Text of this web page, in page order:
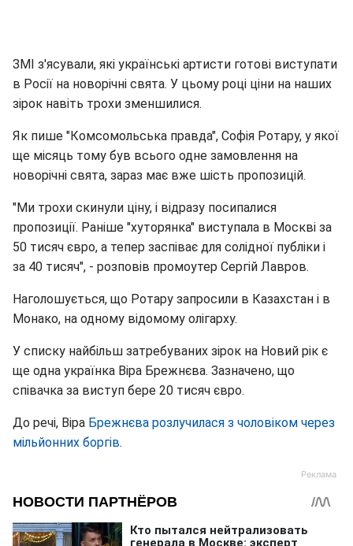
ЗМІ з'ясували, які українські артисти готові виступати
в Росії на новорічні свята. У цьому році ціни на наших
зірок навіть трохи зменшилися.
Як пише "Комсомольська правда", Софія Ротару, у якої
ще місяць тому був всього одне замовлення на
новорічні свята, зараз має вже шість пропозицій.
"Ми трохи скинули ціну, і відразу посипалися
пропозиції. Раніше "хуторянка" виступала в Москві за
50 тисяч євро, а тепер заспіває для солідної публіки і
за 40 тисяч", - розповів промоутер Сергій Лавров.
Наголошується, що Ротару запросили в Казахстан і в
Монако, на одному відомому олігарху.
У списку найбільш затребуваних зірок на Новий рік є
ще одна українка Віра Брежнєва. Зазначено, що
співачка за виступ бере 20 тисяч євро.
До речі, Віра Брежнєва розлучилася з чоловіком через
мільйонних боргів.